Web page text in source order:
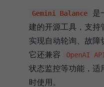
Gemini Balance 是
建的开源工具，支持
实现自动轮询、故障
它还兼容
OpenAI
状态监控等功能，适
时使用。